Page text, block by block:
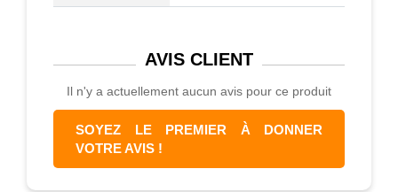
AVIS CLIENT
Il n'y a actuellement aucun avis pour ce produit
SOYEZ LE PREMIER À DONNER
VOTRE AVIS !